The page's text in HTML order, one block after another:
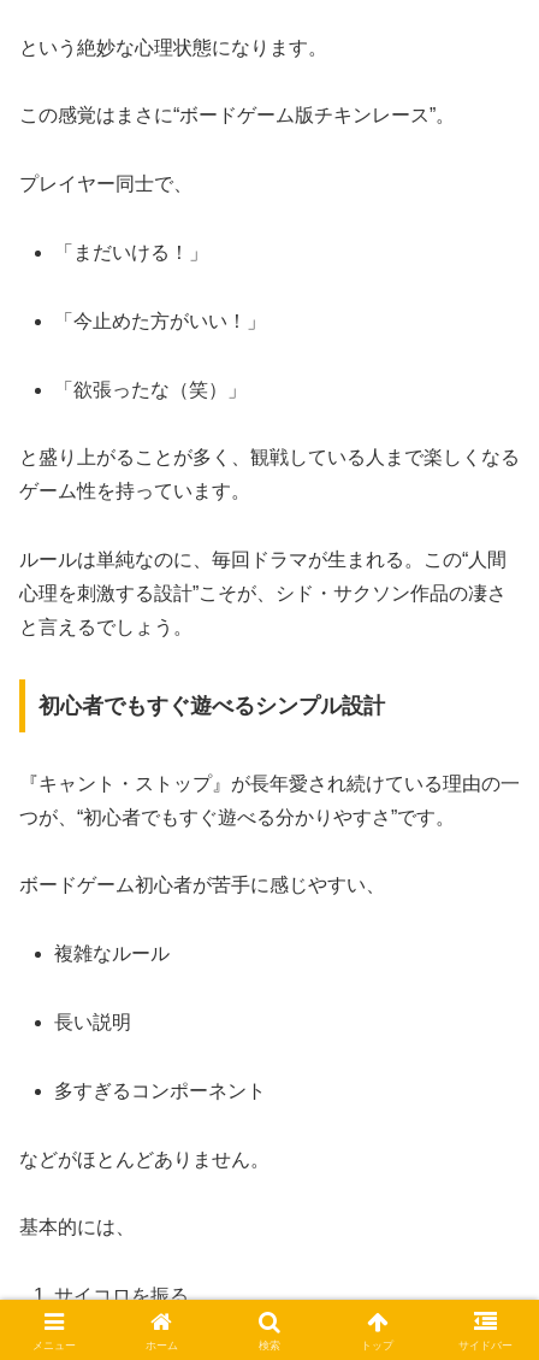
という絶妙な心理状態になります。
この感覚はまさに“ボードゲーム版チキンレース”。
プレイヤー同士で、
「まだいける！」
「今止めた方がいい！」
「欲張ったな（笑）」
と盛り上がることが多く、観戦している人まで楽しくなる
ゲーム性を持っています。
ルールは単純なのに、毎回ドラマが生まれる。この“人間
心理を刺激する設計”こそが、シド・サクソン作品の凄さ
と言えるでしょう。
初心者でもすぐ遊べるシンプル設計
『キャント・ストップ』が長年愛され続けている理由の一
つが、“初心者でもすぐ遊べる分かりやすさ”です。
ボードゲーム初心者が苦手に感じやすい、
複雑なルール
長い説明
多すぎるコンポーネント
などがほとんどありません。
基本的には、
サイコロを振る
メニュー ホーム 検索 トップ サイドバー